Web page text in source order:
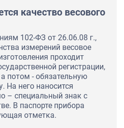
качество весового
102-ФЗ от 26.06.08 г.,
измерений весовое
проходит
регистрации,
потом - обязательную
На него наносится
– специальный знак с
В паспорте прибора
отметка.